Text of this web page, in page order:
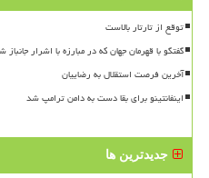
توقع از تارتار بالاست
گفتگو با قهرمان جهان که در مبارزه با اشرار جانباز
آخرین فرصت استقلال به رضاییان
اینفانتینو برای بقا دست به دامن ترامپ شد
جدیدترین ها